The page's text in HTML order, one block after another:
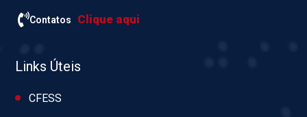
Contatos Clique aqui
Links Úteis
CFESS